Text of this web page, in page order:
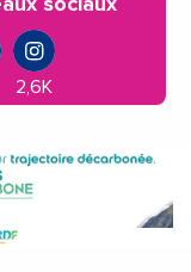
sociaux
2,6K